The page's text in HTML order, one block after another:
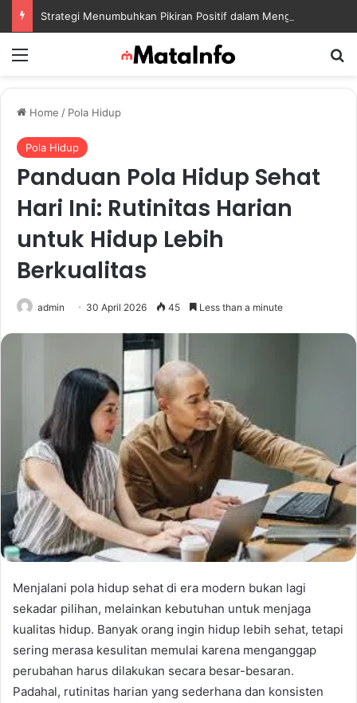
Home / Pola Hidup
Pola Hidup
Panduan Pola Hidup Sehat
Hari Ini: Rutinitas Harian
untuk Hidup Lebih
Berkualitas
admin 30 April 2026 45 Less than a minute
Menjalani pola hidup sehat di era modern bukan lagi
sekadar pilihan, melainkan kebutuhan untuk menjaga
kualitas hidup. Banyak orang ingin hidup lebih sehat, tetapi
sering merasa kesulitan memulai karena menganggap
perubahan harus dilakukan secara besar-besaran.
Padahal, rutinitas harian yang sederhana dan konsisten